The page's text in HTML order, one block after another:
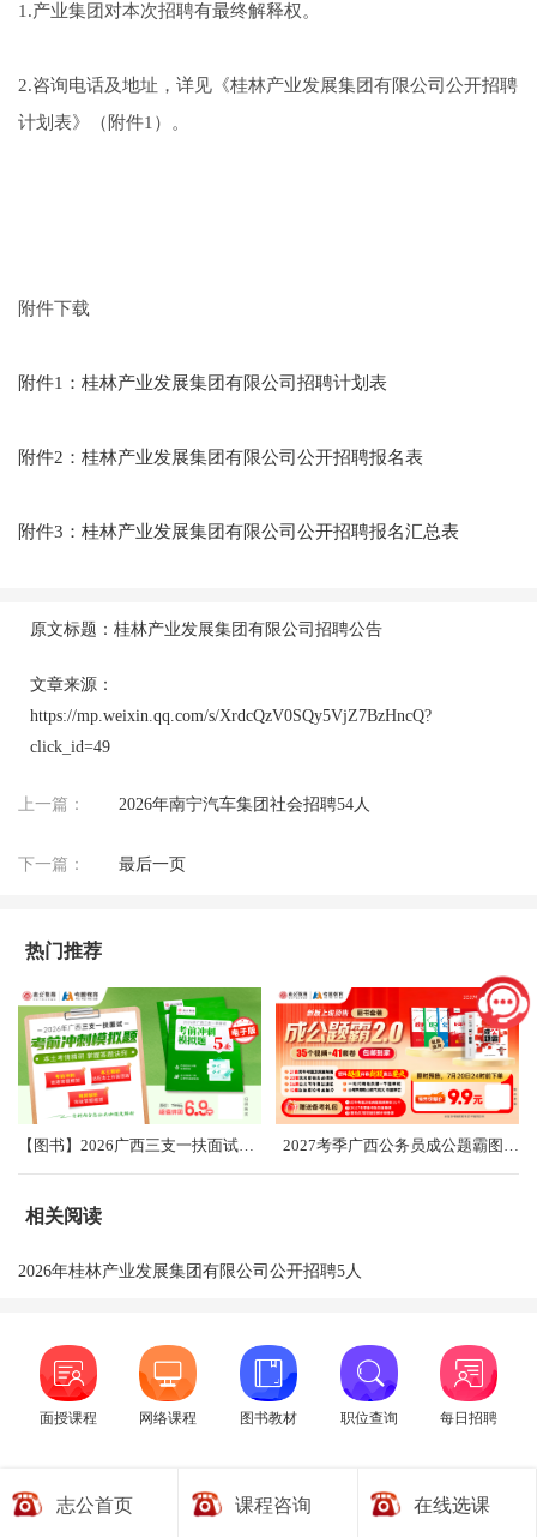
1.产业集团对本次招聘有最终解释权。
2.咨询电话及地址，详见《桂林产业发展集团有限公司公开招聘
计划表》（附件1）。
附件下载
附件1：桂林产业发展集团有限公司招聘计划表
附件2：桂林产业发展集团有限公司公开招聘报名表
附件3：桂林产业发展集团有限公司公开招聘报名汇总表
原文标题：桂林产业发展集团有限公司招聘公告
文章来源：
https://mp.weixin.qq.com/s/XrdcQzV0SQy5VjZ7BzHncQ?
click_id=49
上一篇： 2026年南宁汽车集团社会招聘54人
下一篇： 最后一页
热门推荐
【图书】2026广西三支一扶面试考前冲刺卷（共5套）
相关阅读
2026年桂林产业发展集团有限公司公开招聘5人
面授课程 网络课程 图书教材 职位查询 每日招聘
志公首页 课程咨询 在线选课